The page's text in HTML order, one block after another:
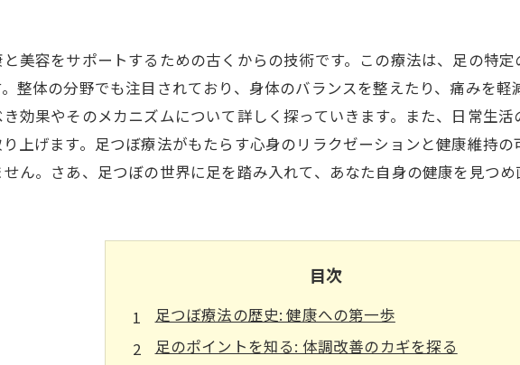
美容をサポートするための古くからの技術です。この療法は、足の特
整体の分野でも注目されており、身体のバランスを整えたり、痛みを
効果やそのメカニズムについて詳しく探っていきます。また、日常生
上げます。足つぼ療法がもたらす心身のリラクゼーションと健康維持
ん。さあ、足つぼの世界に足を踏み入れて、あなた自身の健康を見つめ
目次
足つぼ療法の歴史: 健康への第一歩
足のポイントを知る: 体調改善のカギを探る